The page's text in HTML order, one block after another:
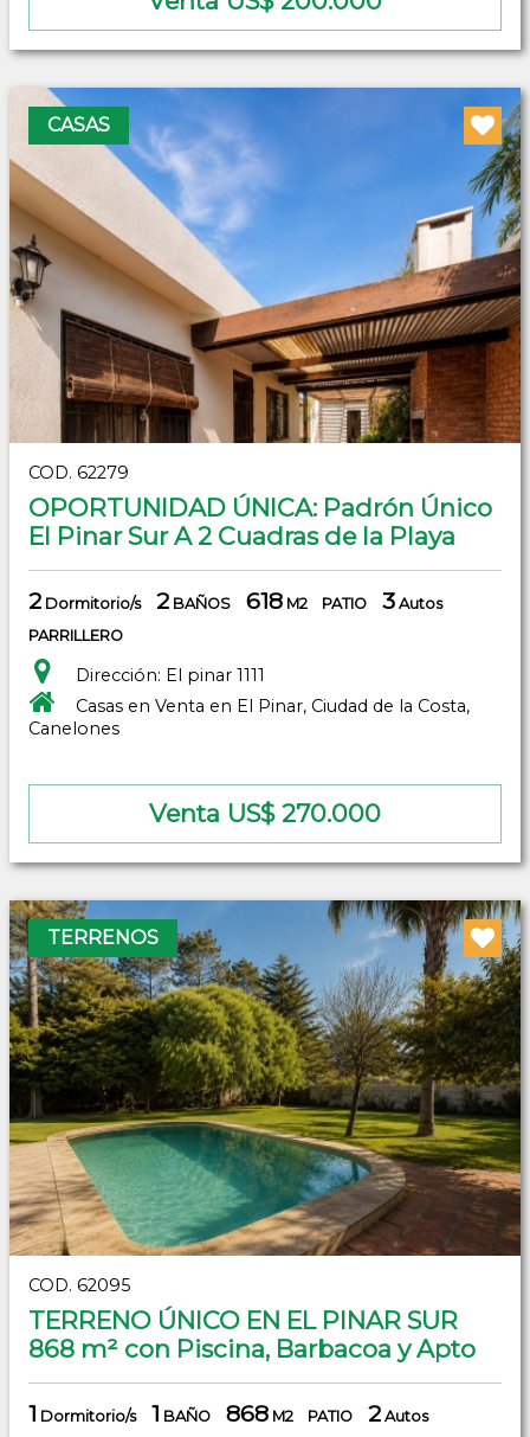
CASAS
COD. 62279
OPORTUNIDAD ÚNICA: Padrón Único
El Pinar Sur A 2 Cuadras de la Playa
2 Dormitorio/s 2BAÑOS 618M2 PATIO 3 Autos
PARRILLERO
Dirección: El pinar 1111
Casas en Venta en El Pinar, Ciudad de la Costa,
Canelones
Venta US$ 270.000
TERRENOS
COD. 62095
TERRENO ÚNICO EN EL PINAR SUR
868 m² con Piscina, Barbacoa y Apto
1 Dormitorio/s 1 BAÑO 868M2 PATIO 2 Autos